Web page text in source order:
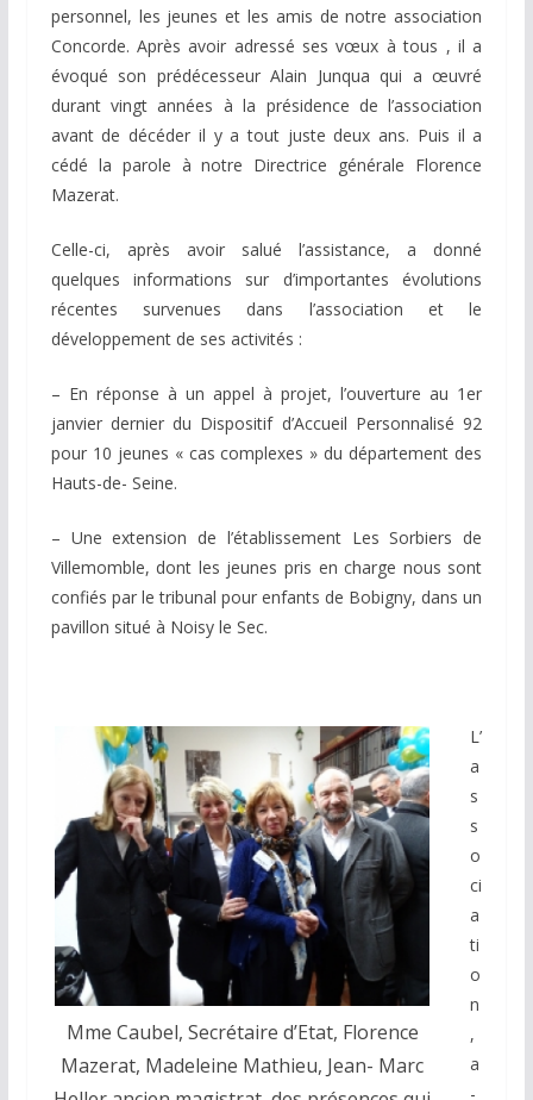
personnel, les jeunes et les amis de notre association
Concorde. Après avoir adressé ses vœux à tous , il a
évoqué son prédécesseur Alain Junqua qui a œuvré
durant vingt années à la présidence de l’association
avant de décéder il y a tout juste deux ans. Puis il a
cédé la parole à notre Directrice générale Florence
Mazerat.
Celle-ci, après avoir salué l’assistance, a donné
quelques informations sur d’importantes évolutions
récentes survenues dans l’association et le
développement de ses activités :
– En réponse à un appel à projet, l’ouverture au 1er
janvier dernier du Dispositif d’Accueil Personnalisé 92
pour 10 jeunes « cas complexes » du département des
Hauts-de- Seine.
– Une extension de l’établissement Les Sorbiers de
Villemomble, dont les jeunes pris en charge nous sont
confiés par le tribunal pour enfants de Bobigny, dans un
pavillon situé à Noisy le Sec.
Mme Caubel, Secrétaire d’Etat, Florence
Mazerat, Madeleine Mathieu, Jean- Marc
L’
a
s
s
o
ci
a
ti
o
n
,
a
-